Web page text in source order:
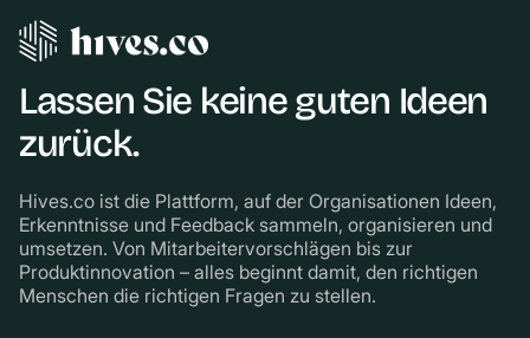
Lassen Sie keine guten Ideen
zurück.
Hives.co ist die Plattform, auf der Organisationen Ideen,
Erkenntnisse und Feedback sammeln, organisieren und
umsetzen. Von Mitarbeitervorschlägen bis zur
Produktinnovation – alles beginnt damit, den richtigen
Menschen die richtigen Fragen zu stellen.